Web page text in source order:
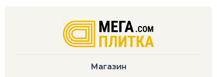
Магазин